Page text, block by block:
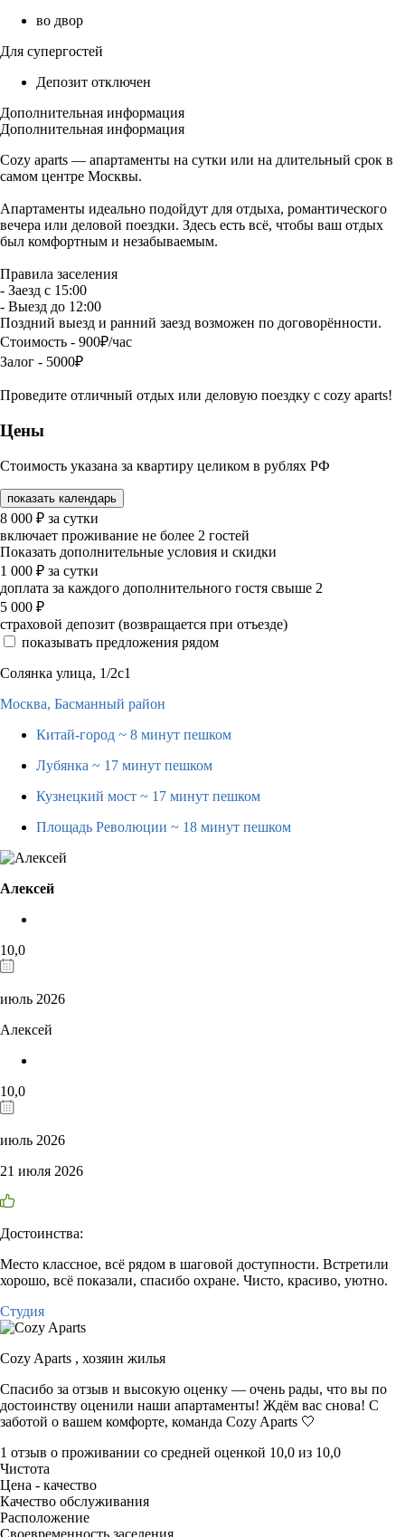
во двор
Для супергостей
Депозит отключен
Дополнительная информация
Дополнительная информация
Cozy aparts — апартаменты на сутки или на длительный срок в
самом центре Москвы.
Апартаменты идеально подойдут для отдыха, романтического
вечера или деловой поездки. Здесь есть всё, чтобы ваш отдых
был комфортным и незабываемым.
Правила заселения
- Заезд с 15:00
- Выезд до 12:00
Поздний выезд и ранний заезд возможен по договорённости.
Стоимость - 900₽/час
Залог - 5000₽
Проведите отличный отдых или деловую поездку с cozy aparts!
Цены
Стоимость указана за квартиру целиком в рублях РФ
показать календарь
8 000 ₽ за сутки
включает проживание не более 2 гостей
Показать дополнительные условия и скидки
1 000 ₽ за сутки
доплата за каждого дополнительного гостя свыше 2
5 000 ₽
страховой депозит (возвращается при отъезде)
показывать предложения рядом
Солянка улица, 1/2с1
Москва, Басманный район
Китай-город ~ 8 минут пешком
Лубянка ~ 17 минут пешком
Кузнецкий мост ~ 17 минут пешком
Площадь Революции ~ 18 минут пешком
Алексей
10,0
июль 2026
Алексей
10,0
июль 2026
21 июля 2026
Достоинства:
Место классное, всё рядом в шаговой доступности. Встретили
хорошо, всё показали, спасибо охране. Чисто, красиво, уютно.
Студия
Cozy Aparts , хозяин жилья
Спасибо за отзыв и высокую оценку — очень рады, что вы по
достоинству оценили наши апартаменты! Ждём вас снова! С
заботой о вашем комфорте, команда Cozy Aparts 🤍
1 отзыв о проживании со средней оценкой 10,0 из 10,0
Чистота
Цена - качество
Качество обслуживания
Расположение
Своевременность заселения